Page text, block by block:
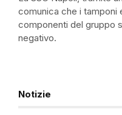
comunica che i tamponi
componenti del gruppo
negativo.
Notizie